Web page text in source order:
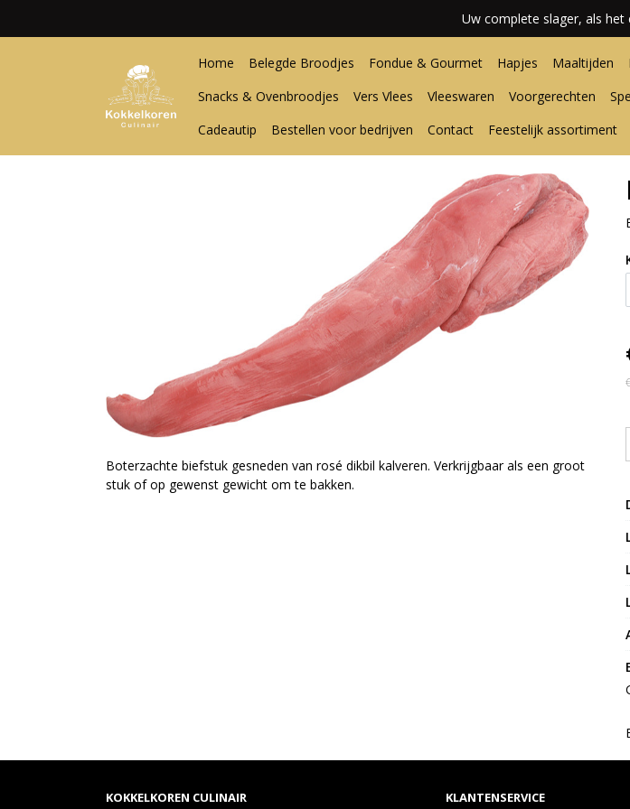
Uw complete slager, als het
Home Belegde Broodjes Fondue & Gourmet Hapjes Maaltijden
Snacks & Ovenbroodjes
Vers Vlees Vleeswaren Voorgerechten
Cadeautip
Bestellen voor bedrijven Contact Feestelijk assortiment
Boterzachte biefstuk gesneden van rosé dikbil kalveren. Verkrijgbaar als een groot
stuk of op gewenst gewicht om te bakken.
KOKKELKOREN CULINAIR KLANTENSERVICE